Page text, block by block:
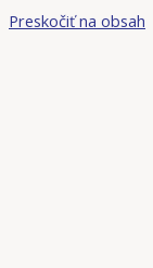
Preskočiť na obsah